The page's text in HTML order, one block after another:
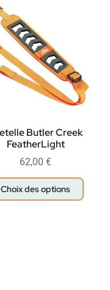
Butler Creek
FeatherLight
62,00 €
Choix des options